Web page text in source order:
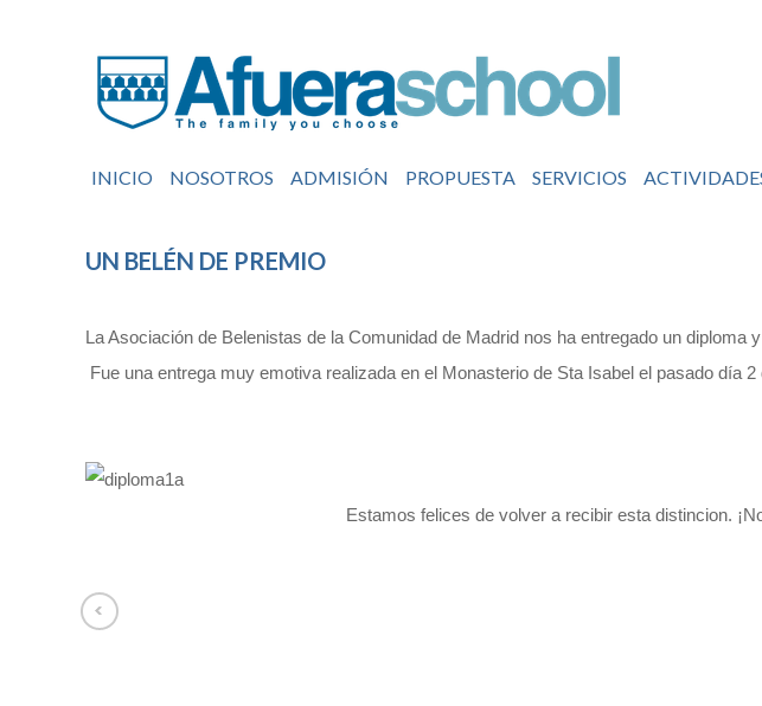
INICIO NOSOTROS ADMISIÓN PROPUESTA SERVICIOS
UN BELÉN DE PREMIO
La Asociación de Belenistas de la Comunidad de Madrid nos ha entregado un
Fue una entrega muy emotiva realizada en el Monasterio de Sta Isabel el pasado día 2
Estamos felices de volver a recibir esta distincion.